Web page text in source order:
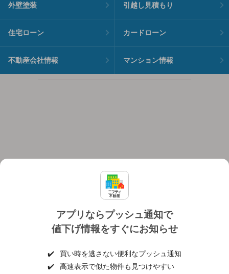
アプリならプッシュ通知で
値下げ情報をすぐにお知らせ
✔️
買い時を逃さない便利なプッシュ通知
✔️
高速表示で似た物件も見つけやすい
外壁塗装 引越し見積もり
住宅ローン カードローン
不動産会社情報 マンション情報
個人情報保護ポリシー 利用規約
ヘルプ・お問い合わせ 採用情報